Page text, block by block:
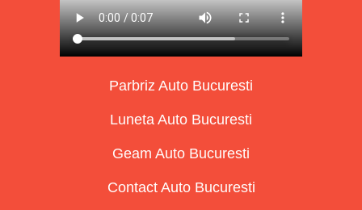
Parbriz Auto Bucuresti
Luneta Auto Bucuresti
Geam Auto Bucuresti
Contact Auto Bucuresti